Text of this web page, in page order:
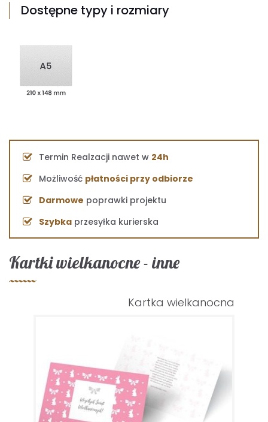
Dostępne typy i rozmiary
Kartki wielkanocne - inne
Kartka wielkanocna
Termin Realzacji nawet w 24h
Możliwość płatności przy odbiorze
Darmowe poprawki projektu
Szybka przesyłka kurierska